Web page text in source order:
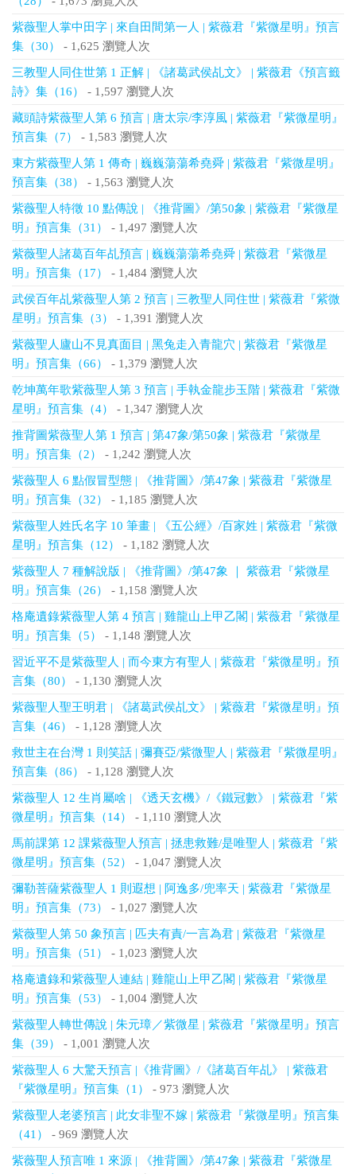
紫薇聖人掌中田字 | 來自田間第一人 | 紫薇君『紫微星明』預言
集（30）
- 1,625 瀏覽人次
三教聖人同住世第 1 正解 | 《諸葛武侯乩文》 | 紫薇君《預言籤
詩》集（16）
- 1,597 瀏覽人次
藏頭詩紫薇聖人第 6 預言 | 唐太宗/李淳風 | 紫薇君『紫微星明』
預言集（7）
- 1,583 瀏覽人次
東方紫薇聖人第 1 傳奇 | 巍巍蕩蕩希堯舜 | 紫薇君『紫微星明』
預言集（38）
- 1,563 瀏覽人次
紫薇聖人特徵 10 點傳說 | 《推背圖》/第50象 | 紫薇君『紫微星
明』預言集（31）
- 1,497 瀏覽人次
紫薇聖人諸葛百年乩預言 | 巍巍蕩蕩希堯舜 | 紫薇君『紫微星
明』預言集（17）
- 1,484 瀏覽人次
武侯百年乩紫薇聖人第 2 預言 | 三教聖人同住世 | 紫薇君『紫微
星明』預言集（3）
- 1,391 瀏覽人次
紫薇聖人廬山不見真面目 | 黑兔走入青龍穴 | 紫薇君『紫微星
明』預言集（66）
- 1,379 瀏覽人次
乾坤萬年歌紫薇聖人第 3 預言 | 手執金龍步玉階 | 紫薇君『紫微
星明』預言集（4）
- 1,347 瀏覽人次
推背圖紫薇聖人第 1 預言 | 第47象/第50象 | 紫薇君『紫微星
明』預言集（2）
- 1,242 瀏覽人次
紫薇聖人 6 點假冒型態 | 《推背圖》/第47象 | 紫薇君『紫微星
明』預言集（32）
- 1,185 瀏覽人次
紫薇聖人姓氏名字 10 筆畫 | 《五公經》/百家姓 | 紫薇君『紫微
星明』預言集（12）
- 1,182 瀏覽人次
紫薇聖人 7 種解說版 | 《推背圖》/第47象 ｜ 紫薇君『紫微星
明』預言集（26）
- 1,158 瀏覽人次
格庵遺錄紫薇聖人第 4 預言 | 雞龍山上甲乙閣 | 紫薇君『紫微星
明』預言集（5）
- 1,148 瀏覽人次
習近平不是紫薇聖人 | 而今東方有聖人 | 紫薇君『紫微星明』預
言集（80）
- 1,130 瀏覽人次
紫薇聖人聖王明君 | 《諸葛武侯乩文》 | 紫薇君『紫微星明』預
言集（46）
- 1,128 瀏覽人次
救世主在台灣 1 則笑話 | 彌賽亞/紫微聖人 | 紫薇君『紫微星明』
預言集（86）
- 1,128 瀏覽人次
紫薇聖人 12 生肖屬啥 | 《透天玄機》/《鐵冠數》 | 紫薇君『紫
微星明』預言集（14）
- 1,110 瀏覽人次
馬前課第 12 課紫薇聖人預言 | 拯患救難/是唯聖人 | 紫薇君『紫
微星明』預言集（52）
- 1,047 瀏覽人次
彌勒菩薩紫薇聖人 1 則遐想 | 阿逸多/兜率天 | 紫薇君『紫微星
明』預言集（73）
- 1,027 瀏覽人次
紫薇聖人第 50 象預言 | 匹夫有責/一言為君 | 紫薇君『紫微星
明』預言集（51）
- 1,023 瀏覽人次
格庵遺錄和紫薇聖人連結 | 雞龍山上甲乙閣 | 紫薇君『紫微星
明』預言集（53）
- 1,004 瀏覽人次
紫薇聖人轉世傳說 | 朱元璋／紫微星 | 紫薇君『紫微星明』預言
集（39）
- 1,001 瀏覽人次
紫薇聖人 6 大驚天預言 |《推背圖》/《諸葛百年乩》 | 紫薇君
『紫微星明』預言集（1）
- 973 瀏覽人次
紫薇聖人老婆預言 | 此女非聖不嫁 | 紫薇君『紫微星明』預言集
（41）
- 969 瀏覽人次
紫薇聖人預言唯 1 來源 | 《推背圖》/第47象 | 紫薇君『紫微星